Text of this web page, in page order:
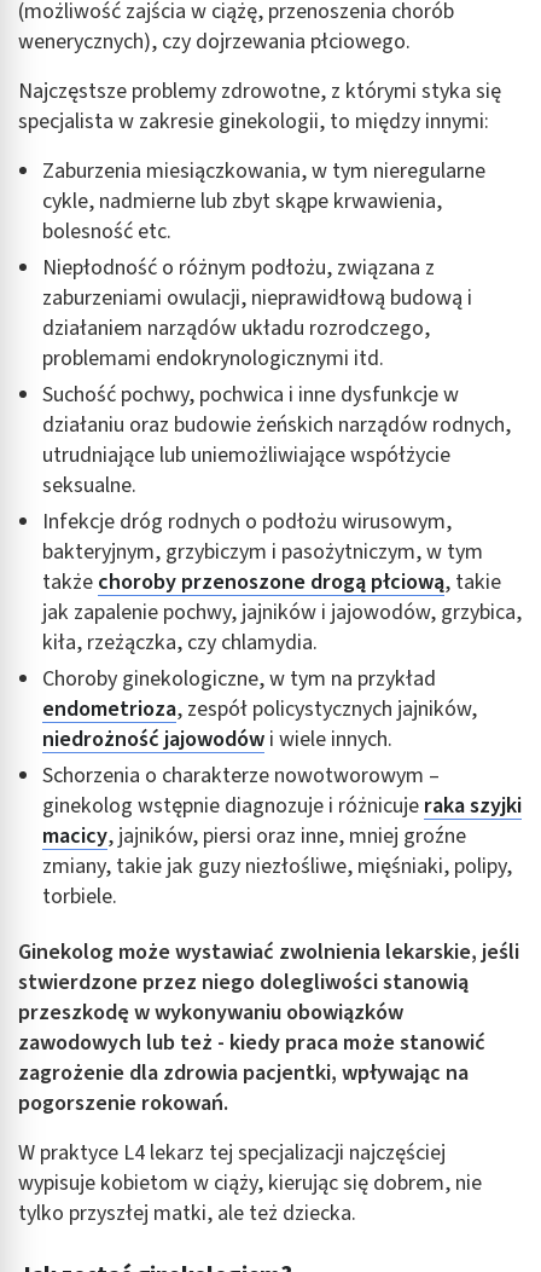
(możliwość zajścia w ciążę, przenoszenia chorób
wenerycznych), czy dojrzewania płciowego.
Najczęstsze problemy zdrowotne, z którymi styka się
specjalista w zakresie ginekologii, to między innymi:
Zaburzenia miesiączkowania, w tym nieregularne
cykle, nadmierne lub zbyt skąpe krwawienia,
bolesność etc.
Niepłodność o różnym podłożu, związana z
zaburzeniami owulacji, nieprawidłową budową i
działaniem narządów układu rozrodczego,
problemami endokrynologicznymi itd.
Suchość pochwy, pochwica i inne dysfunkcje w
działaniu oraz budowie żeńskich narządów rodnych,
utrudniające lub uniemożliwiające współżycie
seksualne.
Infekcje dróg rodnych o podłożu wirusowym,
bakteryjnym, grzybiczym i pasożytniczym, w tym
także choroby przenoszone drogą płciową, takie
jak zapalenie pochwy, jajników i jajowodów, grzybica,
kiła, rzeżączka, czy chlamydia.
Choroby ginekologiczne, w tym na przykład
endometrioza, zespół policystycznych jajników,
niedrożność jajowodów i wiele innych.
Schorzenia o charakterze nowotworowym –
ginekolog wstępnie diagnozuje i różnicuje raka szyjki
macicy, jajników, piersi oraz inne, mniej groźne
zmiany, takie jak guzy niezłośliwe, mięśniaki, polipy,
torbiele.
Ginekolog może wystawiać zwolnienia lekarskie, jeśli
stwierdzone przez niego dolegliwości stanowią
przeszkodę w wykonywaniu obowiązków
zawodowych lub też - kiedy praca może stanowić
zagrożenie dla zdrowia pacjentki, wpływając na
pogorszenie rokowań.
W praktyce L4 lekarz tej specjalizacji najczęściej
wypisuje kobietom w ciąży, kierując się dobrem, nie
tylko przyszłej matki, ale też dziecka.